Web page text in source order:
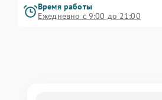
Время работы
Ежедневно с 9:00 до 21:00